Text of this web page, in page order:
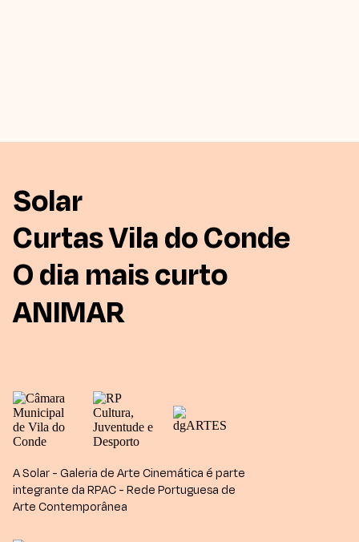
Solar
Curtas Vila do Conde
O dia mais curto
ANIMAR
A Solar - Galeria de Arte Cinemática é parte
integrante da RPAC - Rede Portuguesa de
Arte Contemporânea